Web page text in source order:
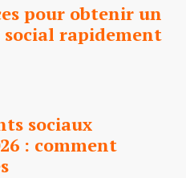
pour obtenir un
rapidement
sociaux
: comment